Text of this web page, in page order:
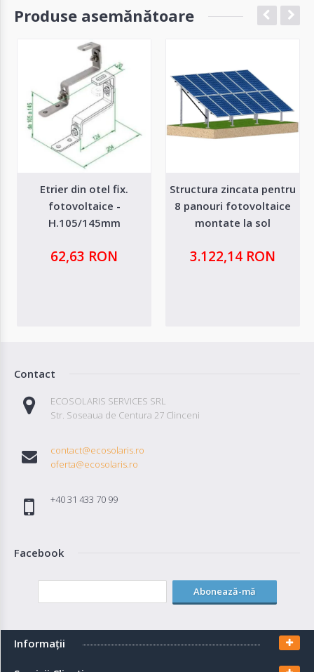
Produse asemănătoare
Etrier din otel fix.
fotovoltaice -
H.105/145mm
62,63 RON
Structura zincata pentru
8 panouri fotovoltaice
montate la sol
3.122,14 RON
Contact
ECOSOLARIS SERVICES SRL
Str. Soseaua de Centura 27 Clinceni
contact@ecosolaris.ro
oferta@ecosolaris.ro
+40 31 433 70 99
Facebook
Abonează-mă
Informaţii